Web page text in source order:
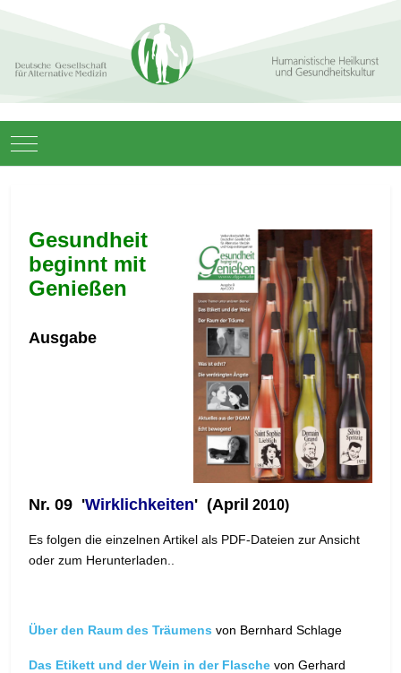
Mobile Menu Toggle
Gesundheit
beginnt mit
Genießen
Ausgabe
Nr. 09 'Wirklichkeiten' (April 2010)
Es folgen die einzelnen Artikel als PDF-Dateien zur Ansicht
oder zum Herunterladen..
Über den Raum des Träumens von Bernhard Schlage
Das Etikett und der Wein in der Flasche von Gerhard